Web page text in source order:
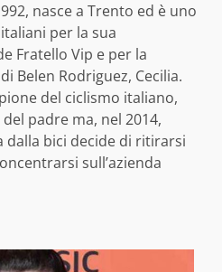
nasce a Trento ed è uno
per la sua
Fratello Vip e per la
Belen Rodriguez, Cecilia.
del ciclismo italiano,
padre ma, nel 2014,
bici decide di ritirarsi
sull’azienda